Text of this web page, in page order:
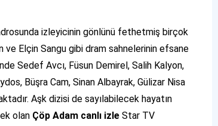
izleyicinin gönlünü fethetmiş birçok
ve Elçin Sangu gibi dram sahnelerinin efsane
Sedef Avcı, Füsun Demirel, Salih Kalyon,
Büşra Cam, Sinan Albayrak, Gülizar Nisa
Aşk dizisi de sayılabilecek hayatın
olan Çöp Adam canlı izle Star TV